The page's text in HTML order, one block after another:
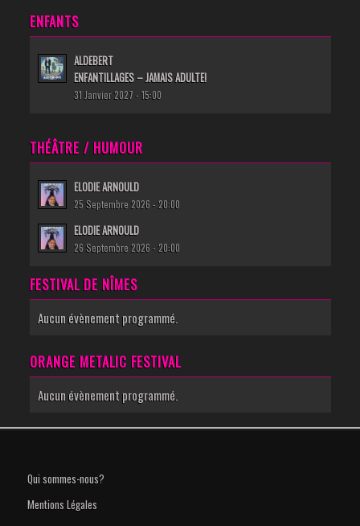
ENFANTS
ALDEBERT
ENFANTILLAGES – JAMAIS ADULTE!
31 Janvier 2027 - 15:00
THÉÂTRE / HUMOUR
ELODIE ARNOULD
25 Septembre 2026 - 20:00
ELODIE ARNOULD
26 Septembre 2026 - 20:00
FESTIVAL DE NÎMES
Aucun évènement programmé.
ORANGE METALIC FESTIVAL
Aucun évènement programmé.
Qui sommes-nous?
Mentions Légales